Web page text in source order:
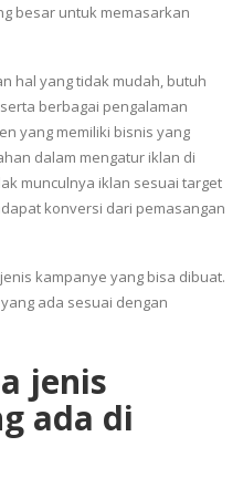
besar untuk memasarkan
hal yang tidak mudah, butuh
berbagai pengalaman
yang memiliki bisnis yang
dalam mengatur iklan di
munculnya iklan sesuai target
konversi dari pemasangan
kampanye yang bisa dibuat.
ada sesuai dengan
jenis
ada di